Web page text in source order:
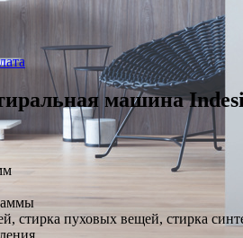
машина
стирка пуховых вещей, стирка